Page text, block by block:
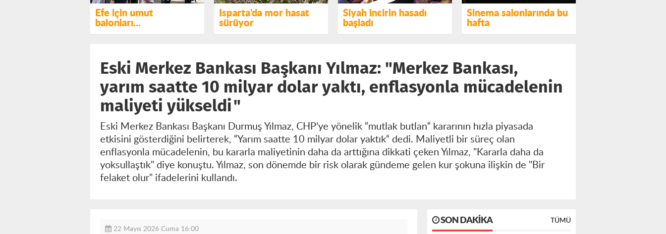
Efe için umut
balonları...
Isparta'da mor hasat
sürüyor
Siyah incirin hasadı
başladı
Sinema salonlarında bu
hafta
Eski Merkez Bankası Başkanı Yılmaz: "Merkez Bankası,
yarım saatte 10 milyar dolar yaktı, enflasyonla mücadelenin
maliyeti yükseldi"
Eski Merkez Bankası Başkanı Durmuş Yılmaz, CHP’ye yönelik “mutlak butlan“ kararının hızla piyasada
etkisini gösterdiğini belirterek, “Yarım saatte 10 milyar dolar yaktık“ dedi. Maliyetli bir süreç olan
enflasyonla mücadelenin, bu kararla maliyetinin daha da arttığına dikkati çeken Yılmaz, "Kararla daha da
yoksullaştık" diye konuştu. Yılmaz, son dönemde bir risk olarak gündeme gelen kur şokuna ilişkin de "Bir
felaket olur" ifadelerini kullandı.
22 Mayıs 2026 Cuma 16:00
SON DAKIKA TÜMÜ